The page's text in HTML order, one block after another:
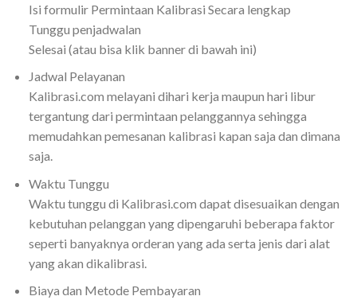
Isi formulir Permintaan Kalibrasi Secara lengkap
Tunggu penjadwalan
Selesai (atau bisa klik banner di bawah ini)
Jadwal Pelayanan
Kalibrasi.com melayani dihari kerja maupun hari libur
tergantung dari permintaan pelanggannya sehingga
memudahkan pemesanan kalibrasi kapan saja dan dimana
saja.
Waktu Tunggu
Waktu tunggu di Kalibrasi.com dapat disesuaikan dengan
kebutuhan pelanggan yang dipengaruhi beberapa faktor
seperti banyaknya orderan yang ada serta jenis dari alat
yang akan dikalibrasi.
Biaya dan Metode Pembayaran